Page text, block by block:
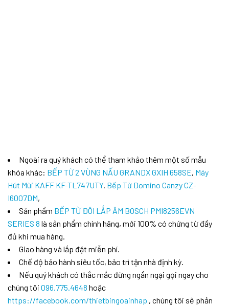
Ngoài ra quý khách có thể tham khảo thêm một số mẫu
khóa khác: BẾP TỪ 2 VÙNG NẤU GRANDX GXIH 658SE, Máy
Hút Mùi KAFF KF-TL747UTY, Bếp Từ Domino Canzy CZ-
I6007DM,
Sản phẩm BẾP TỪ ĐÔI LẮP ÂM BOSCH PMI8256EVN
SERIES 8 là sản phẩm chính hãng, mới 100% có chứng từ đầy
đủ khi mua hàng.
Giao hàng và lắp đặt miễn phí.
Chế độ bảo hành siêu tốc, bảo trì tận nhà định kỳ.
Nếu quý khách có thắc mắc đừng ngần ngại gọi ngay cho
chúng tôi 096.775.4648 hoặc
https://facebook.com/thietbingoainhap , chúng tôi sẽ phản